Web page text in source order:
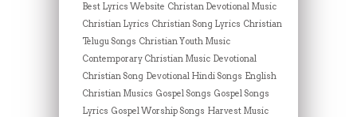
Best Lyrics Website Christan Devotional Music
Christian Lyrics Christian Song Lyrics Christian
Telugu Songs Christian Youth Music
Contemporary Christian Music Devotional
Christian Song Devotional Hindi Songs English
Christian Musics Gospel Songs Gospel Songs
Lyrics Gospel Worship Songs Harvest Music